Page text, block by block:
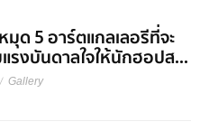
มุด 5 อาร์ตแกลเลอรีที่จะ
แรงบันดาลใจให้นักฮอปส...
/ Gallery